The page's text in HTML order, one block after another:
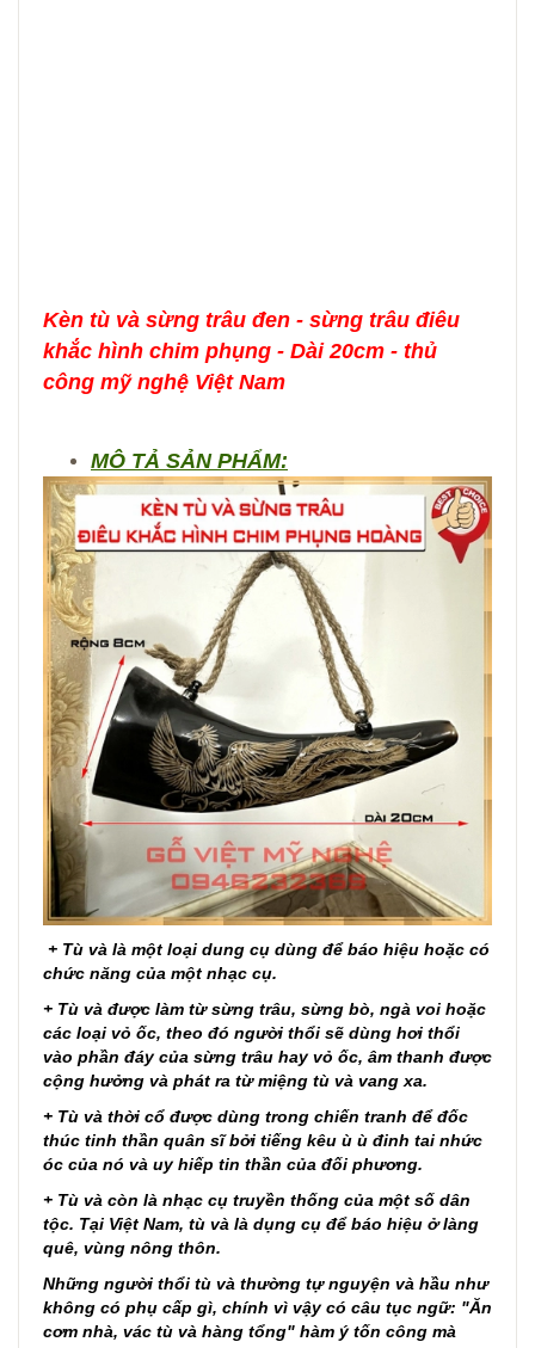
Kèn tù và sừng trâu đen - sừng trâu điêu
khắc hình chim phụng - Dài 20cm - thủ
công mỹ nghệ Việt Nam
MÔ TẢ SẢN PHẨM:
+ Tù và là một loại dung cụ dùng để báo hiệu hoặc có
chức năng của một nhạc cụ.
+ Tù và được làm từ sừng trâu, sừng bò, ngà voi hoặc
các loại vỏ ốc, theo đó người thổi sẽ dùng hơi thổi
vào phần đáy của sừng trâu hay vỏ ốc, âm thanh được
cộng hưởng và phát ra từ miệng tù và vang xa.
+ Tù và thời cổ được dùng trong chiến tranh để đốc
thúc tinh thần quân sĩ bởi tiếng kêu ù ù đinh tai nhức
óc của nó và uy hiếp tin thần của đối phương.
+ Tù và còn là nhạc cụ truyền thống của một số dân
tộc. Tại Việt Nam, tù và là dụng cụ để báo hiệu ở làng
quê, vùng nông thôn.
Những người thổi tù và thường tự nguyện và hầu như
không có phụ cấp gì, chính vì vậy có câu tục ngữ: "Ăn
cơm nhà, vác tù và hàng tổng" hàm ý tốn công mà